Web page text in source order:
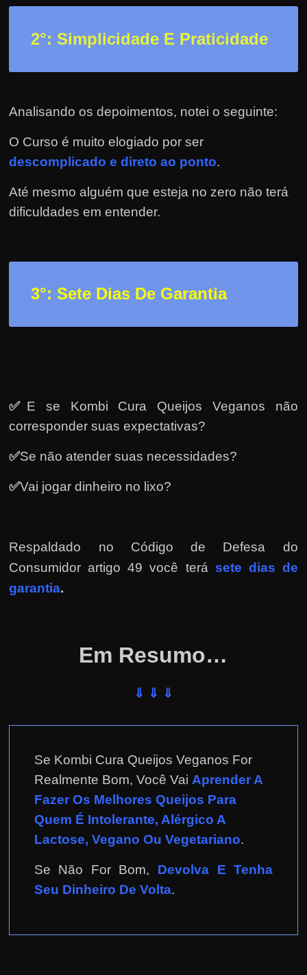
h
e
o
n
r
?
M
s
c
o
2°: Simplicidade E Praticidade
Analisando os depoimentos, notei o seguinte:
O Curso é muito elogiado por ser
descomplicado e direto ao ponto.
Até mesmo alguém que esteja no zero não terá
dificuldades em entender.
3°: Sete Dias De Garantia
✅ E se Kombi Cura Queijos Veganos não
corresponder suas expectativas?
✅Se não atender suas necessidades?
✅Vai jogar dinheiro no lixo?
Respaldado no Código de Defesa do
Consumidor artigo 49 você terá sete dias de
garantia.
Em Resumo…
⇓ ⇓ ⇓
Se Kombi Cura Queijos Veganos For
Realmente Bom, Você Vai Aprender A
Fazer Os Melhores Queijos Para
Quem É Intolerante, Alérgico A
Lactose, Vegano Ou Vegetariano.
Se Não For Bom, Devolva E Tenha
Seu Dinheiro De Volta.